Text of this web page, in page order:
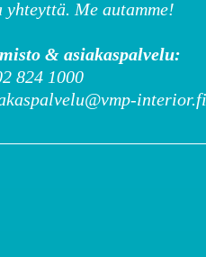
yhteyttä. Me autamme!
& asiakaspalvelu:
824 1000
interior.fi